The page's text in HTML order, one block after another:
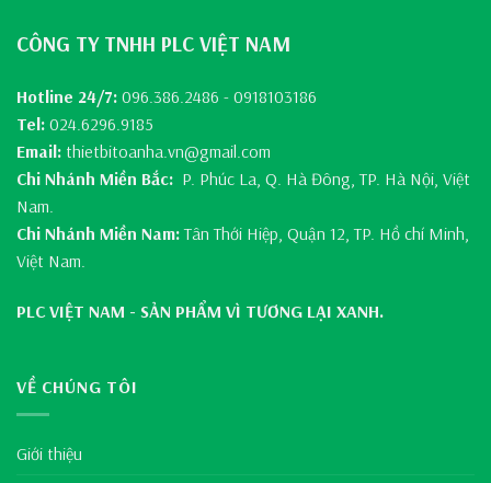
CÔNG TY TNHH PLC VIỆT NAM
Hotline 24/7: 096.386.2486 - 0918103186
Tel: 024.6296.9185
Email: thietbitoanha.vn@gmail.com
Chi Nhánh Miền Bắc: P. Phúc La, Q. Hà Đông, TP. Hà Nội, Việt
Nam.
Chi Nhánh Miền Nam:Tân Thới Hiệp, Quận 12, TP. Hồ chí Minh,
Việt Nam.
PLC VIỆT NAM - SẢN PHẨM VÌ TƯƠNG LẠI XANH.
VỀ CHÚNG TÔI
Giới thiệu